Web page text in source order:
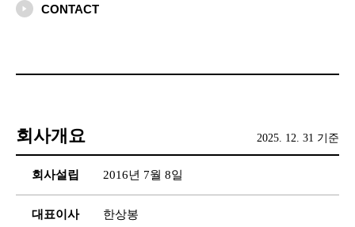
CONTACT
회사개요 2025. 12. 31 기준
회사설립 2016년 7월 8일
대표이사 한상봉